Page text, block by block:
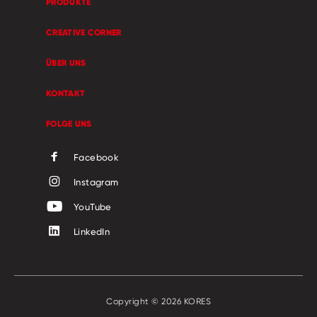
CREATIVE CORNER
ÜBER UNS
KONTAKT
FOLGE UNS
Facebook
Instagram
YouTube
LinkedIn
Copyright © 2026 KORES